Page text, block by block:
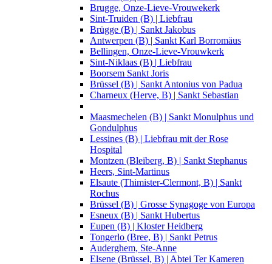
Brugge, Onze-Lieve-Vrouwekerk
Sint-Truiden (B) | Liebfrau
Brügge (B) | Sankt Jakobus
Antwerpen (B) | Sankt Karl Borromäus
Bellingen, Onze-Lieve-Vrouwkerk
Sint-Niklaas (B) | Liebfrau
Boorsem Sankt Joris
Brüssel (B) | Sankt Antonius von Padua
Charneux (Herve, B) | Sankt Sebastian
Maasmechelen (B) | Sankt Monulphus und
Gondulphus
Lessines (B) | Liebfrau mit der Rose
Hospital
Montzen (Bleiberg, B) | Sankt Stephanus
Heers, Sint-Martinus
Elsaute (Thimister-Clermont, B) | Sankt
Rochus
Brüssel (B) | Grosse Synagoge von Europa
Esneux (B) | Sankt Hubertus
Eupen (B) | Kloster Heidberg
Tongerlo (Bree, B) | Sankt Petrus
Auderghem, Ste-Anne
Elsene (Brüssel, B) | Abtei Ter Kameren